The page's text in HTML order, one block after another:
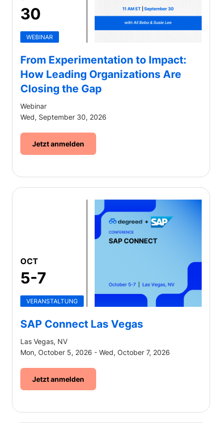
30
WEBINAR
From Experimentation to Impact:
How Leading Organizations Are
Closing the Gap
Webinar
Wed, September 30, 2026
Jetzt anmelden
OCT
5-7
VERANSTALTUNG
SAP Connect Las Vegas
Las Vegas, NV
Mon, October 5, 2026 - Wed, October 7, 2026
Jetzt anmelden